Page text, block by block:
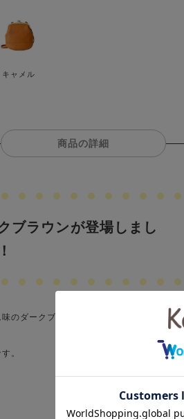
キャメル
商品の詳細
ブラウンが登場しまし
のダークブラウンが木玉シリーズに新しく
。